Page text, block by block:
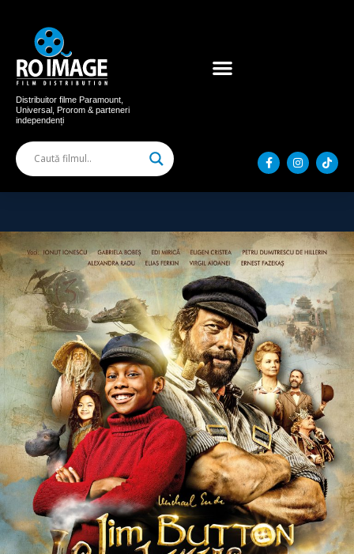
Distribuitor filme Paramount,
Universal, Prorom & parteneri
independenți